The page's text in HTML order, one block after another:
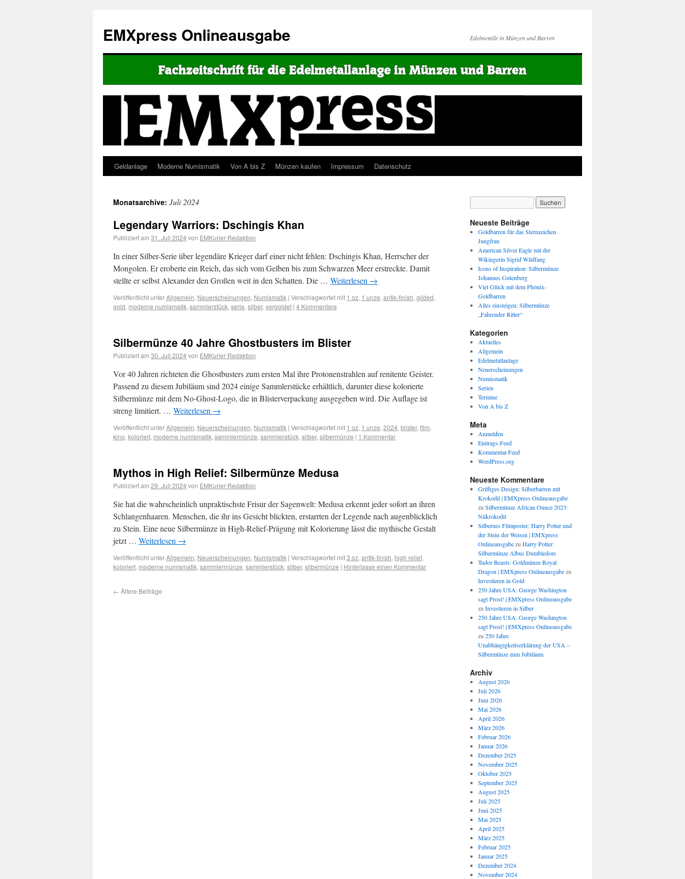
EMXpress Onlineausgabe Edelmetalle in Münzen und Barren
Geldanlage Moderne Numismatik Von A bis Z Münzen kaufen Impressum Datenschutz
Monatsarchive: Juli 2024
Legendary Warriors: Dschingis Khan
Publiziert am 31. Juli 2024von EMKurier Redaktion
In einer Silber-Serie über legendäre Krieger darf einer nicht fehlen: Dschingis Khan, Herrscher der
Mongolen. Er eroberte ein Reich, das sich vom Gelben bis zum Schwarzen Meer erstreckte. Damit
stellte er selbst Alexander den Großen weit in den Schatten. Die … Weiterlesen →
Veröffentlicht unterAllgemein, Neuerscheinungen, Numismatik | Verschlagwortet mit 1 oz, 1 unze, antik-finish, gilded,
gold, moderne numismatik, sammlerstück, serie, silber, vergoldet | 4 Kommentare
Silbermünze 40 Jahre Ghostbusters im Blister
Publiziert am 30. Juli 2024von EMKurier Redaktion
Vor 40 Jahren richteten die Ghostbusters zum ersten Mal ihre Protonenstrahlen auf renitente Geister.
Passend zu diesem Jubiläum sind 2024 einige Sammlerstücke erhältlich, darunter diese kolorierte
Silbermünze mit dem No-Ghost-Logo, die in Blisterverpackung ausgegeben wird. Die Auflage ist
streng limitiert. … Weiterlesen →
Veröffentlicht unterAllgemein, Neuerscheinungen, Numismatik | Verschlagwortet mit 1 oz, 1 unze, 2024, blister, film,
kino, koloriert, moderne numismatik, sammlermünze, sammlerstück, silber, silbermünze | 1 Kommentar
Mythos in High Relief: Silbermünze Medusa
Publiziert am 29. Juli 2024von EMKurier Redaktion
Sie hat die wahrscheinlich unpraktischste Frisur der Sagenwelt: Medusa erkennt jeder sofort an ihren
Schlangenhaaren. Menschen, die ihr ins Gesicht blickten, erstarrten der Legende nach augenblicklich
zu Stein. Eine neue Silbermünze in High-Relief-Prägung mit Kolorierung lässt die mythische Gestalt
jetzt … Weiterlesen →
Veröffentlicht unterAllgemein, Neuerscheinungen, Numismatik | Verschlagwortet mit3 oz, antik-finish, high relief,
koloriert, moderne numismatik, sammlermünze, sammlerstück, silber, silbermünze | Hinterlasse einen Kommentar
← Ältere Beiträge
Neueste Beiträge
Goldbarren für das Sternzeichen
Jungfrau
American Silver Eagle mit der
Wikingerin Sigrid Wildfang
Icons of Inspiration: Silbermünze
Johannes Gutenberg
Viel Glück mit dem Phönix-
Goldbarren
Alles einsteigen: Silbermünze
„Fahrender Ritter“
Kategorien
Aktuelles
Allgemein
Edelmetallanlage
Neuerscheinungen
Numismatik
Serien
Termine
Von A bis Z
Meta
Anmelden
Eintrags-Feed
Kommentar-Feed
WordPress.org
Neueste Kommentare
Griffiges Design: Silberbarren mit
Krokodil | EMXpress Onlineausgabe
zu Silbermünze African Ounce 2023:
Nilkrokodil
Silbernes Filmposter: Harry Potter und
der Stein der Weisen | EMXpress
Onlineausgabezu Harry Potter:
Silbermünze Albus Dumbledore
Tudor Beasts: Goldmünze Royal
Dragon | EMXpress Onlineausgabezu
Investieren in Gold
250 Jahre USA: George Washington
sagt Prost! | EMXpress Onlineausgabe
zu Investieren in Silber
250 Jahre USA: George Washington
sagt Prost! | EMXpress Onlineausgabe
zu 250 Jahre
Unabhängigkeitserklärung der USA –
Silbermünze zum Jubiläum
Archiv
August 2026
Juli 2026
Juni 2026
Mai 2026
April 2026
März 2026
Februar 2026
Januar 2026
Dezember 2025
November 2025
Oktober 2025
September 2025
August 2025
Juli 2025
Juni 2025
Mai 2025
April 2025
März 2025
Februar 2025
Januar 2025
Dezember 2024
November 2024